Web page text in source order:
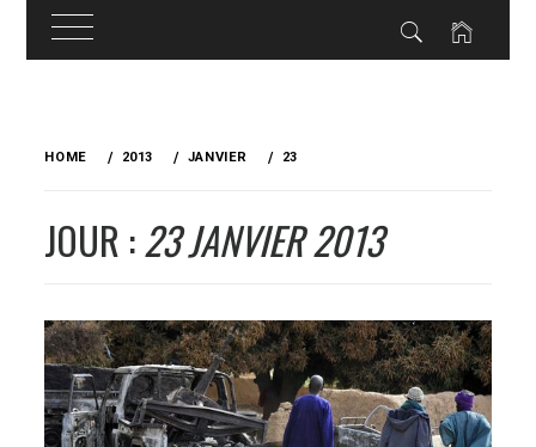
HOME 2013 JANVIER 23
JOUR :23 JANVIER 2013